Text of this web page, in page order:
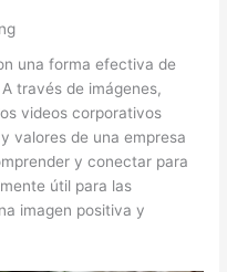
una forma efectiva de
través de imágenes,
videos corporativos
valores de una empresa
y conectar para
útil para las
imagen positiva y